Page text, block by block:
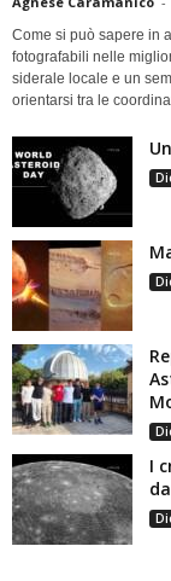
Come si può sapere in
fotografabili nelle
siderale locale e un
orientarsi tra le
I